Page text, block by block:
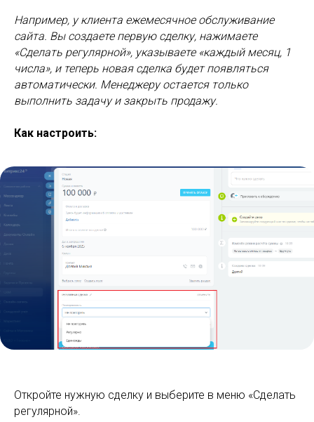
Например, у клиента ежемесячное обслуживание
сайта. Вы создаете первую сделку, нажимаете
«Сделать регулярной», указываете «каждый месяц, 1
числа», и теперь новая сделка будет появляться
автоматически. Менеджеру остается только
выполнить задачу и закрыть продажу.
Как настроить:
Откройте нужную сделку и выберите в меню «Сделать
регулярной».